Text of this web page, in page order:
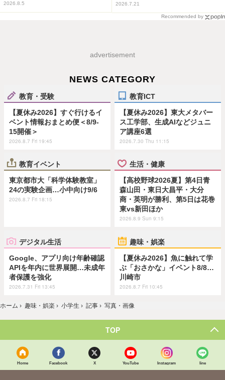
2026.8.5 2026.7.21
Recommended by
advertisement
NEWS CATEGORY
教育・受験
【夏休み2026】すぐ行けるイ
ベント情報おまとめ便＜8/9-
15開催＞
2026.8.7 Fri 19:45
教育ICT
【夏休み2026】東大メタバー
ス工学部、生成AIなどジュニ
ア講座6選
2026.7.30 Thu 11:15
教育イベント
東京都市大「科学体験教室」
24の実験企画…小中向け9/6
2026.8.7 Fri 18:15
生活・健康
【高校野球2026夏】第4日青
森山田・東日大昌平・大分
商・英明が勝利、第5日は花巻
東vs新田ほか
2026.8.9 Sun 9:15
デジタル生活
Google、アプリ向け年齢確認
APIを年内に世界展開…未成年
者保護を強化
2026.7.31 Fri 13:45
趣味・娯楽
【夏休み2026】魚に触れて学
ぶ「おさかな」イベント8/8…
川崎市
2026.8.7 Fri 10:45
ホーム › 趣味・娯楽 › 小学生 › 記事 › 写真・画像
TOP
Home Facebook X YouTube Instagram line